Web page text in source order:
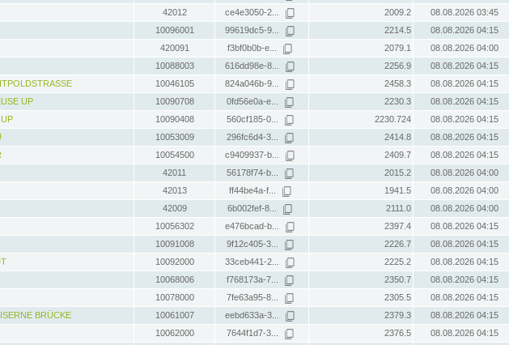
42012 ce4e3050-2... 2009.2
08.08.2026 03:45
10096001 99619dc5-9... 2214.5
08.08.2026 04:15
420091 f3bf0b0b-e... 2079.1
08.08.2026 04:00
10088003 616dd98e-8... 2256.9
08.08.2026 04:15
10046105 824a046b-9... 2458.3
08.08.2026 04:15
UP
10090708 0fd56e0a-e... 2230.3
08.08.2026 04:15
10090408 560cf185-0... 2230.724
08.08.2026 04:15
10053009 296fc6d4-3... 2414.8
08.08.2026 04:15
10054500 c9409937-b... 2409.7
08.08.2026 04:15
42011 56178f74-b... 2015.2
08.08.2026 04:00
42013 ff44be4a-f... 1941.5
08.08.2026 04:00
42009 6b002fef-8... 2111.0
08.08.2026 04:00
10056302 e476bcad-b... 2397.4
08.08.2026 04:15
10091008 9f12c405-3... 2226.7
08.08.2026 04:15
10092000 33ceb441-2... 2225.2
08.08.2026 04:15
10068006 f768173a-7... 2350.7
08.08.2026 04:15
10078000 7fe63a95-8... 2305.5
08.08.2026 04:15
BRÜCKE
10061007 eebd633a-3... 2379.3
08.08.2026 04:15
10062000 7644f1d7-3... 2376.5
08.08.2026 04:15